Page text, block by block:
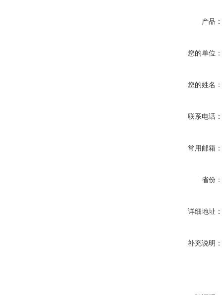
产品：
您的单位：
您的姓名：
联系电话：
常用邮箱：
省份：
详细地址：
补充说明：